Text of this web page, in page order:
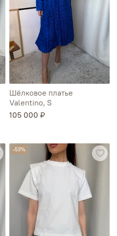
Шёлковое платье
Valentino, S
105 000 ₽
-53%